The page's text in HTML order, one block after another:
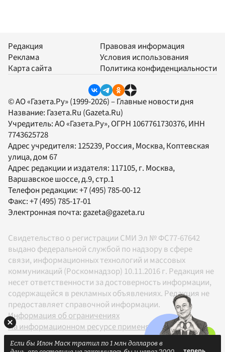
Редакция
Реклама
Карта сайта
Правовая информация
Условия использования
Политика конфиденциальности
© АО «Газета.Ру» (1999-2026) – Главные новости дня
Название: Газета.Ru (Gazeta.Ru)
Учредитель:АО «Газета.Ру», ОГРН 1067761730376, ИНН
7743625728
Адрес учредителя: 125239, Россия, Москва, Коптевская
улица, дом 67
Адрес редакции и издателя: 117105, г. Москва,
Варшавское шоссе, д.9, стр.1
Телефон редакции:+7 (495) 785-00-12
Факс:+7 (495) 785-17-01
Электронная почта:gazeta@gazeta.ru
Свидетельство о регистрации СМИ Эл № ФС77-67642
выдано федеральной службой по надзору в сфере
связи, информационных технологий и массовых
коммуникаций (Роскомнадзор) 10.11.2016 г. Редакция не
несет ответственности за достоверность информации,
содержащейся в рекламных объявлениях. Редакция не
предоставляет справочной информации.
Информация об ограничениях
На информационном ресурсе применяются
рекомендательные технологии в соответствии с
Правилами
Если бы Илон Маск тратил по 1 млн долларов в